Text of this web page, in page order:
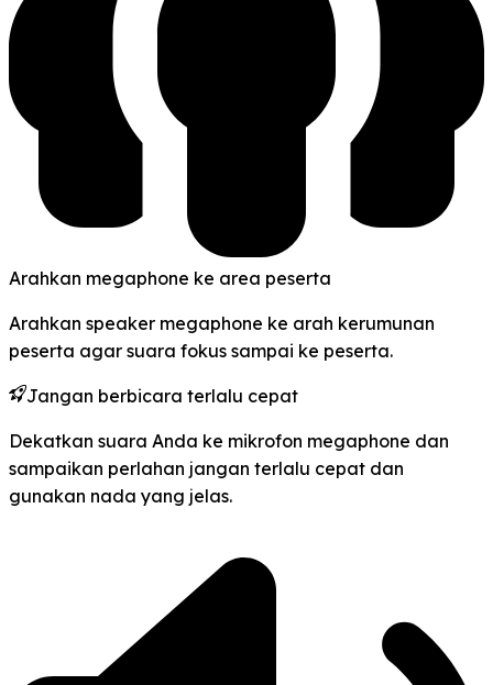
Arahkan megaphone ke area peserta
Arahkan speaker megaphone ke arah kerumunan
peserta agar suara fokus sampai ke peserta.
Jangan berbicara terlalu cepat
Dekatkan suara Anda ke mikrofon megaphone dan
sampaikan perlahan jangan terlalu cepat dan
gunakan nada yang jelas.